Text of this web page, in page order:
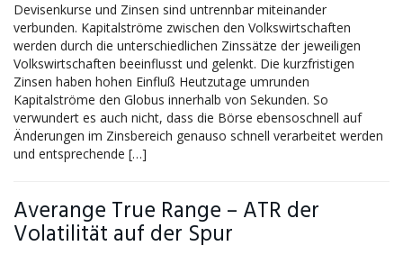
Devisenkurse und Zinsen sind untrennbar miteinander
verbunden. Kapitalströme zwischen den Volkswirtschaften
werden durch die unterschiedlichen Zinssätze der jeweiligen
Volkswirtschaften beeinflusst und gelenkt. Die kurzfristigen
Zinsen haben hohen Einfluß Heutzutage umrunden
Kapitalströme den Globus innerhalb von Sekunden. So
verwundert es auch nicht, dass die Börse ebensoschnell auf
Änderungen im Zinsbereich genauso schnell verarbeitet werden
und entsprechende […]
Averange True Range – ATR der
Volatilität auf der Spur